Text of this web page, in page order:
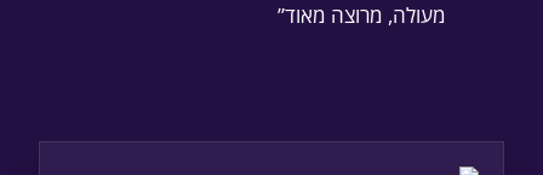
מעולה, מרוצה מאוד”